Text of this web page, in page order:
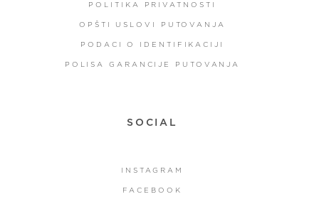
POLITIKA PRIVATNOSTI
OPŠTI USLOVI PUTOVANJA
PODACI O IDENTIFIKACIJI
POLISA GARANCIJE PUTOVANJA
SOCIAL
INSTAGRAM
FACEBOOK